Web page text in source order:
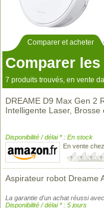
Comparer et acheter
Comparer
7 produits trouvés, en vente
DREAME D9 Max Gen 2
Intelligente Laser,
Disponibilité / délai * : En stock
En vente chez
Aspirateur robot Dreame
La garantie d'un achat réussi
Disponibilité / délai * : 5 jours